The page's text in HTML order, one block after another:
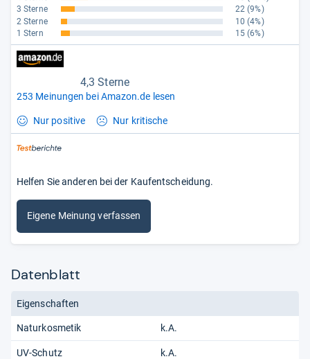
3 Sterne
22 (9%)
2 Sterne
10 (4%)
1 Stern
15 (6%)
4,3 Sterne
253 Meinungen bei Amazon.de lesen
Nur positive Nur kritische
Helfen Sie anderen bei der Kaufentscheidung.
Eigene Meinung verfassen
Datenblatt
Eigenschaften
Naturkosmetik k.A.
UV-Schutz k.A.